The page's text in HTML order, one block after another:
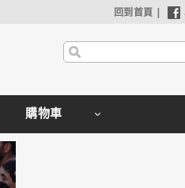
回到首頁 |
購物車